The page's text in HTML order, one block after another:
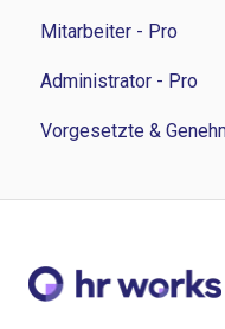
Zeitwirtschaft
Personalverwaltung
Mitarbeiter - Pro
Feedback-
Ziele -
Umfragen -
Administrator - Pro
Feedback-
Aufgaben -
Vorgesetzte &